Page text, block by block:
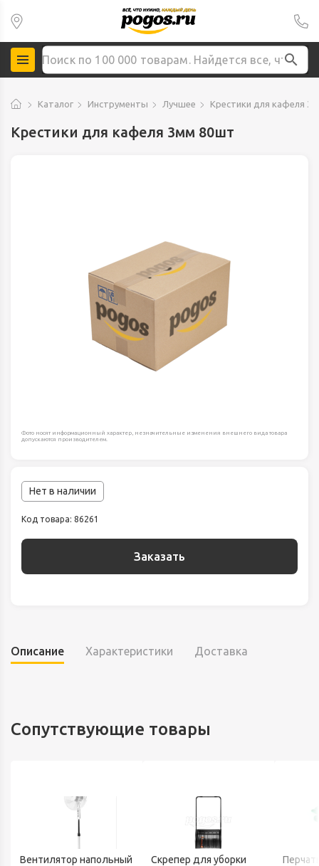
Каталог Инструменты Лучшее Крестики для кафеля
Крестики для кафеля 3мм 80шт
Фото носят информационный характер, незначительные изменения внешнего вида товара
допускаются производителем.
Нет в наличии
Код товара: 86261
Заказать
Описание Характеристики Доставка
Сопутствующие товары
Вентилятор напольный
Скрепер для уборки